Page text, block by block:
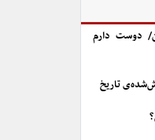
دوست دارم
تاریخ